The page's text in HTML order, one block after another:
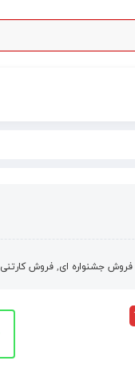
فروش جشنواره ای, فروش کارتنی